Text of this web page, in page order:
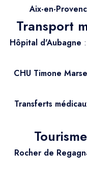
Aix-en-
Transport
Hôpital d'Aubagne
CHU Timone
Transferts
Rocher de